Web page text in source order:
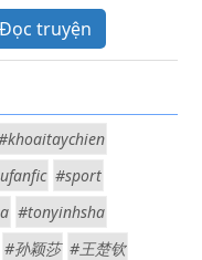
Đọc truyện
#sport
#tonyinhsha
#孙颖莎 #王楚钦